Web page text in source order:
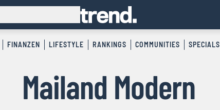
FINANZEN LIFESTYLE RANKINGS COMMUNITIES SPECIALS
Mailand Modern